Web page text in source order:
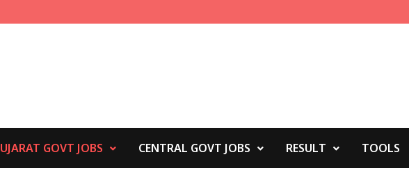
GOVT JOBS CENTRAL GOVT JOBS RESULT TOOLS